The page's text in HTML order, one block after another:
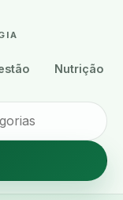
Nutrição